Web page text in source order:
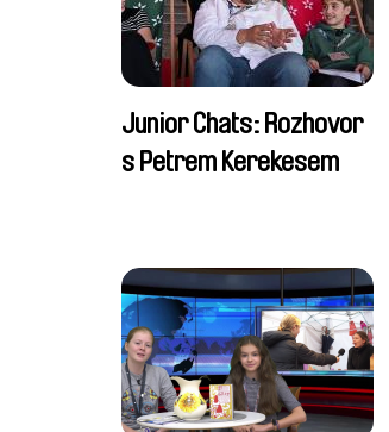
Junior Chats: Rozhovor
s Petrem Kerekesem